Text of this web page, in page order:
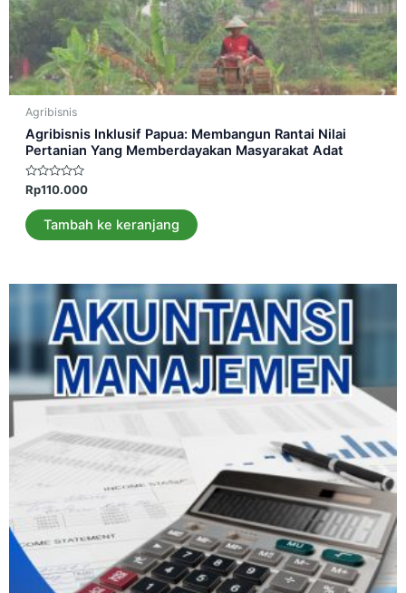
Agribisnis
Agribisnis Inklusif Papua: Membangun Rantai Nilai
Pertanian Yang Memberdayakan Masyarakat Adat
Dinilai
0
dari
5
Rp110.000
Tambah ke keranjang